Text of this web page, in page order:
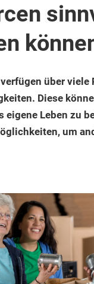
über viele
Diese
eigene Leben zu
um